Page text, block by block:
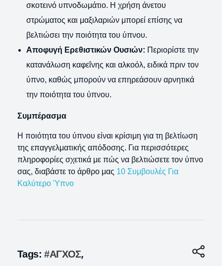
σκοτεινό υπνοδωμάτιο. Η χρήση άνετου
στρώματος και μαξιλαριών μπορεί επίσης να
βελτιώσει την ποιότητα του ύπνου.
Αποφυγή Ερεθιστικών Ουσιών: Περιορίστε την
κατανάλωση καφεΐνης και αλκοόλ, ειδικά πριν τον
ύπνο, καθώς μπορούν να επηρεάσουν αρνητικά
την ποιότητα του ύπνου.
Συμπέρασμα
Η ποιότητα του ύπνου είναι κρίσιμη για τη βελτίωση
της επαγγελματικής απόδοσης. Για περισσότερες
πληροφορίες σχετικά με πώς να βελτιώσετε τον ύπνο
σας, διαβάστε το άρθρο μας 10 Συμβουλές Για
Καλύτερο Ύπνο
Tags:#ΑΓΧΟΣ,